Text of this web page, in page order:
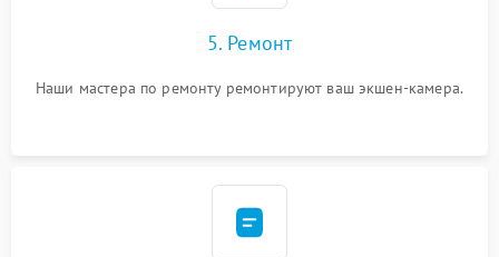
5. Ремонт
Наши мастера по ремонту ремонтируют ваш экшен-камера.